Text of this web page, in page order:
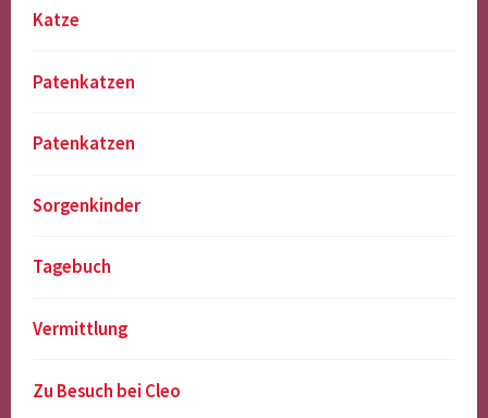
Katze
Patenkatzen
Patenkatzen
Sorgenkinder
Tagebuch
Vermittlung
Zu Besuch bei Cleo